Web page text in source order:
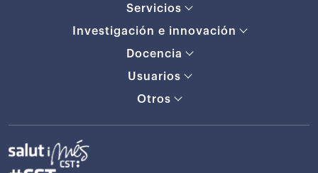
Servicios
Investigación e innovación
Docencia
Usuarios
Otros